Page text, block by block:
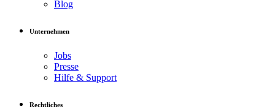
Blog
Unternehmen
Jobs
Presse
Hilfe & Support
Rechtliches